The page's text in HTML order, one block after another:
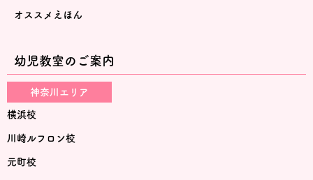
オススメえほん
幼児教室のご案内
神奈川エリア
横浜校
川崎ルフロン校
元町校